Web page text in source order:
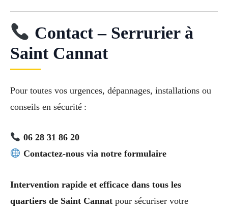
Contact – Serrurier à
Saint Cannat
Pour toutes vos urgences, dépannages, installations ou
conseils en sécurité :
06 28 31 86 20
Contactez-nous via notre formulaire
Intervention rapide et efficace dans tous les
quartiers de Saint Cannat pour sécuriser votre